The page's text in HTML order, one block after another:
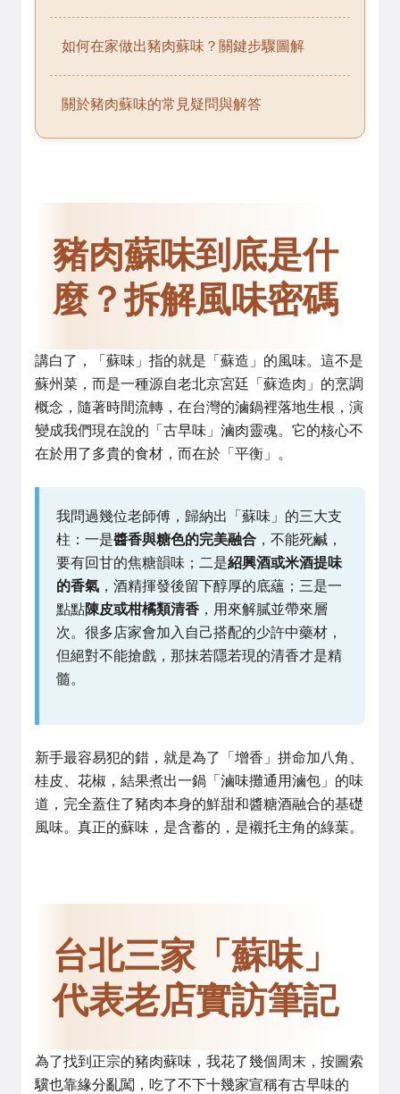
如何在家做出豬肉蘇味？關鍵步驟圖解
關於豬肉蘇味的常見疑問與解答
豬肉蘇味到底是什
麼？拆解風味密碼
講白了，「蘇味」指的就是「蘇造」的風味。這不是
蘇州菜，而是一種源自老北京宮廷「蘇造肉」的烹調
概念，隨著時間流轉，在台灣的滷鍋裡落地生根，演
變成我們現在說的「古早味」滷肉靈魂。它的核心不
在於用了多貴的食材，而在於「平衡」。
我問過幾位老師傅，歸納出「蘇味」的三大支
柱：一是醬香與糖色的完美融合 ，不能死鹹，
要有回甘的焦糖韻味；二是紹興酒或米酒提味
的香氣 ，酒精揮發後留下醇厚的底蘊；三是一
點點陳皮或柑橘類清香 ，用來解膩並帶來層
次。很多店家會加入自己搭配的少許中藥材，
但絕對不能搶戲，那抹若隱若現的清香才是精
髓。
新手最容易犯的錯，就是為了「增香」拼命加八角、
桂皮、花椒，結果煮出一鍋「滷味攤通用滷包」的味
道，完全蓋住了豬肉本身的鮮甜和醬糖酒融合的基礎
風味。真正的蘇味，是含蓄的，是襯托主角的綠葉。
台北三家「蘇味」
代表老店實訪筆記
為了找到正宗的豬肉蘇味，我花了幾個周末，按圖索
驥也靠緣分亂闖，吃了不下十幾家宣稱有古早味的